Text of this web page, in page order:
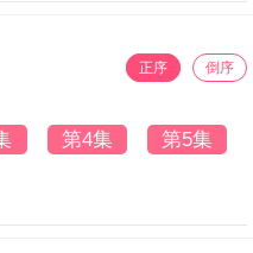
正序 倒序
第4集 第5集